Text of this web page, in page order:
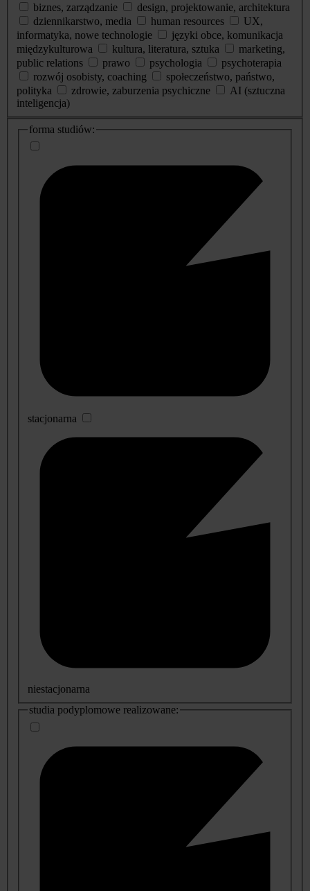
biznes, zarządzanie
design, projektowanie, architektura
dziennikarstwo, media
human resources
UX,
informatyka, nowe technologie
języki obce, komunikacja
międzykulturowa
kultura, literatura, sztuka
marketing,
public relations
prawo psychologia
psychoterapia
rozwój osobisty, coaching
społeczeństwo, państwo,
polityka
zdrowie, zaburzenia psychiczne
AI (sztuczna
inteligencja)
dodatkowe
informacje
forma studiów:
stacjonarna
niestacjonarna
studia podyplomowe realizowane: